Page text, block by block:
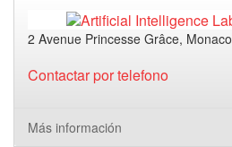
2 Avenue Princesse Grâce, Monaco
Contactar por telefono
Más información